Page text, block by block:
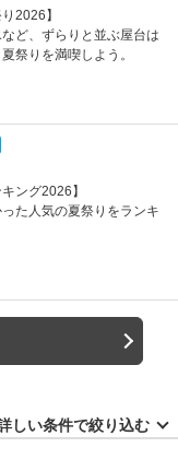
2026】
ど、ずらりと並ぶ屋台は
祭りを満喫しよう。
ング2026】
た人気の夏祭りをランキ
しい条件で絞り込む